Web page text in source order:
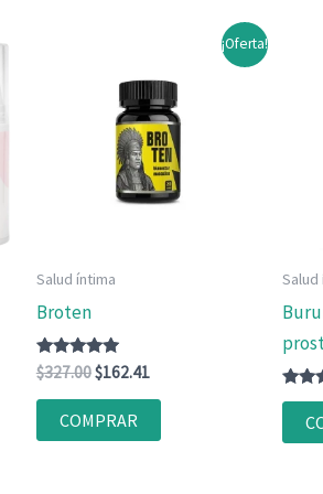
¡Oferta!
Salud íntima
Broten
Valorado
con
4.83
de 5
$327.00El
original
era:
$162.41
COMPRAR
Salud
con
4.83
de 5